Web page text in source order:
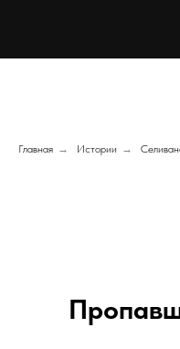
Главная → Истории →